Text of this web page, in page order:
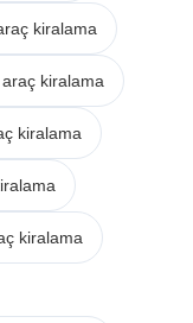
kiralama
kiralama
kiralama
kiralama